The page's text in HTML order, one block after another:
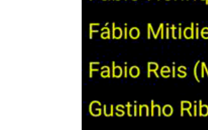
Resistência e Luta
eleição do Sindisan
Eleição para
Executiva e
SINDISAN